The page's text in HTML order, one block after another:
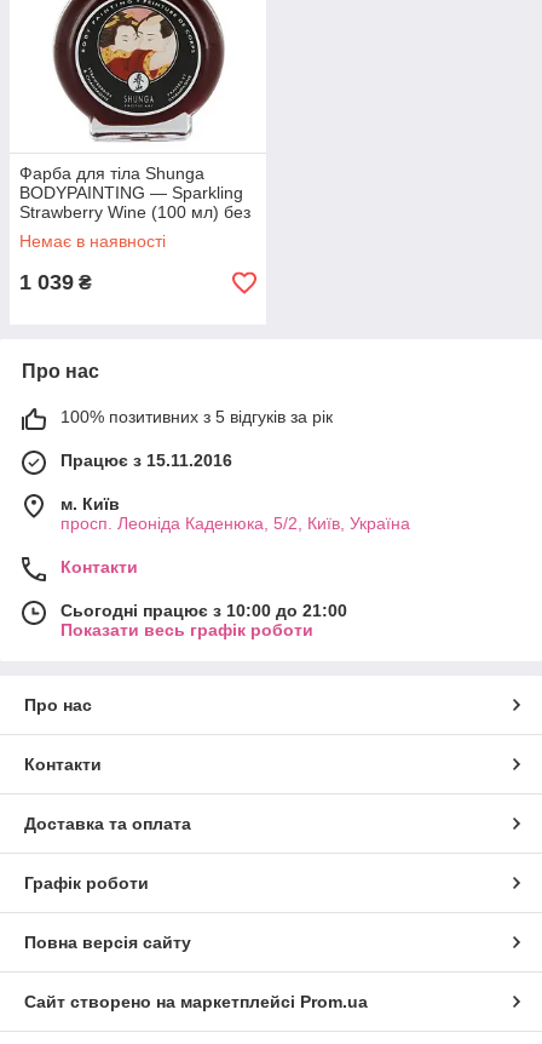
Фарба для тіла Shunga
BODYPAINTING — Sparkling
Strawberry Wine (100 мл) без
глютену та парабенів
Немає в наявності
1 039 ₴
Про нас
100% позитивних з 5 відгуків за рік
Працює з 15.11.2016
м. Київ
просп. Леоніда Каденюка, 5/2, Київ, Україна
Контакти
Сьогодні працює з 10:00 до 21:00
Показати весь графік роботи
Про нас
Контакти
Доставка та оплата
Графік роботи
Повна версія сайту
Сайт створено на маркетплейсі Prom.ua